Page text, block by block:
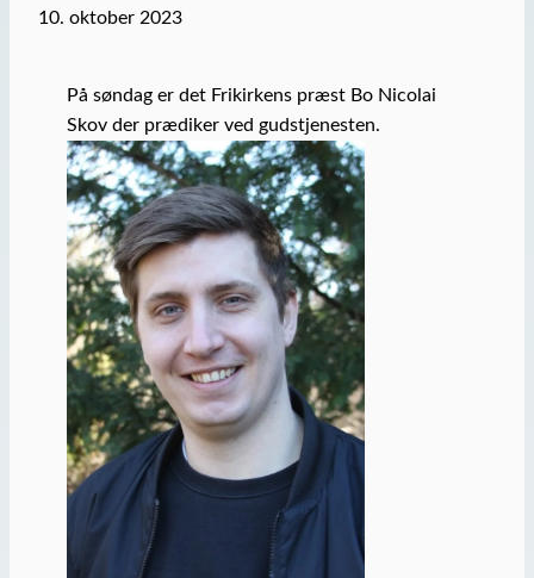
10. oktober 2023
På søndag er det Frikirkens præst Bo Nicolai
Skov der prædiker ved gudstjenesten.